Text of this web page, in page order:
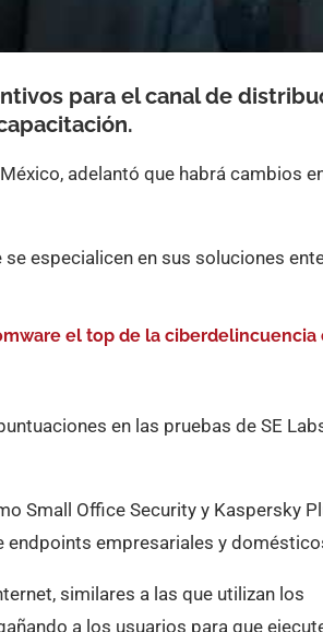
para el canal de
México, adelantó que habrá cambios
especialicen en sus soluciones
el top de la ciberdelincuencia
en las pruebas de SE
Small Office Security y Kaspersky
empresariales y
similares a las que utilizan los
a los usuarios para que